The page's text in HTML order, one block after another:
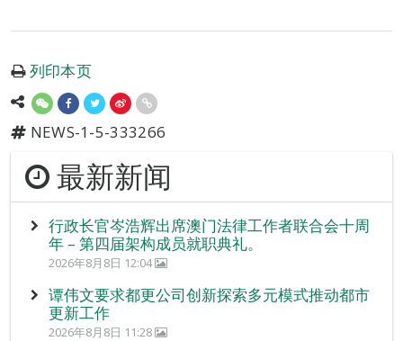
列印本页
NEWS-1-5-333266
最新新闻
行政长官岑浩辉出席澳门法律工作者联合会十周
年 – 第四届架构成员就职典礼。
2026年8月8日 12:04
谭伟文要求都更公司创新探索多元模式推动都市
更新工作
2026年8月8日 11:28